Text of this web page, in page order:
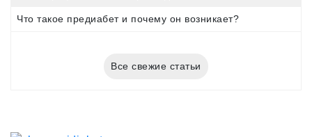
Что такое предиабет и почему он возникает?
Все свежие статьи